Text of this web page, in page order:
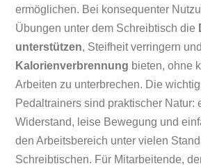
ermöglichen. Bei konsequenter
Übungen unter dem Schreibtisch die
unterstützen, Steifheit verringern
Kalorienverbrennung bieten, ohne
Arbeiten zu unterbrechen. Die
Pedaltrainers sind praktischer Natur:
Widerstand, leise Bewegung und
den Arbeitsbereich unter vielen
Schreibtischen. Für Mitarbeitende,